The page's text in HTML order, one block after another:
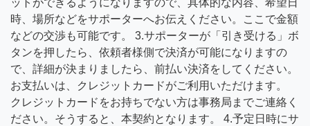
ットができるようになりますので、具体的な内容、希望日
時、場所などをサポーターへお伝えください。ここで金額
などの交渉も可能です。 3.サポーターが「引き受ける」ボ
タンを押したら、依頼者様側で決済が可能になりますの
で、詳細が決まりましたら、前払い決済をしてください。
お支払いは、クレジットカードがご利用いただけます。
クレジットカードをお持ちでない方は事務局までご連絡く
ださい。そうすると、本契約となります。 4.予定日時にサ